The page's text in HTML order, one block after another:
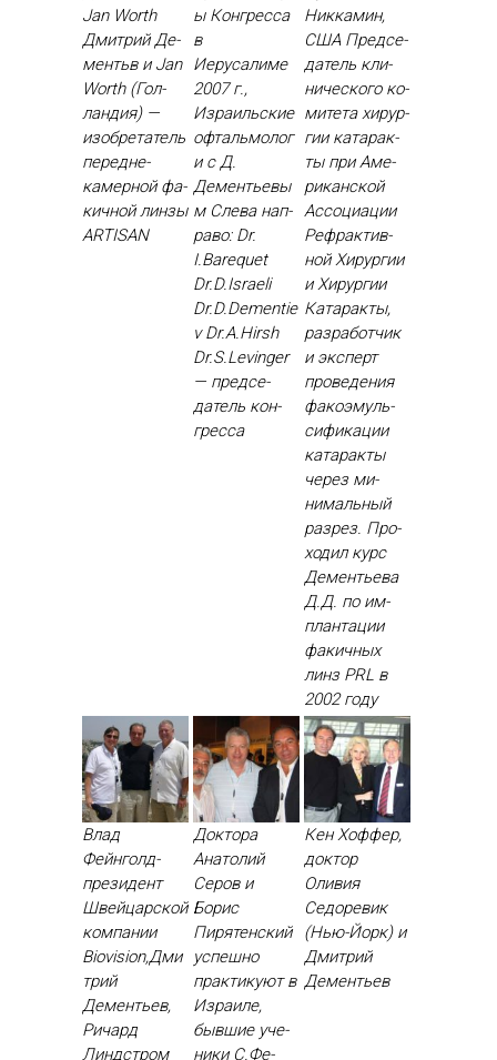
Jan Worth
Дмит­рий Де­
ментьв и Jan
Worth (Гол­
ландия) —
изоб­ре­татель
пе­ред­не­
камер­ной фа­
кич­ной лин­зы
ARTISAN
ы Конгресса
в
Иерусалиме
2007 г.,
Израильские
офтальмолог
и с Д.
Дементьевы
м Сле­ва нап­
ра­во: Dr.
I.Barequet
Dr.D.Israeli
Dr.D.Dementie
v Dr.A.Hirsh
Dr.S.Levinger
— пред­се­
датель кон­
грес­са
Никкамин,
США Пред­се­
датель кли­
ничес­ко­го ко­
мите­та хи­рур­
гии ка­тарак­
ты при Аме­
рикан­ской
Ас­со­ци­ации
Реф­рактив­
ной Хи­рур­гии
и Хи­рур­гии
Ка­тарак­ты,
раз­ра­бот­чик
и эк­сперт
про­веде­ния
фа­ко­эмуль­
си­фика­ции
ка­тарак­ты
че­рез ми­
нималь­ный
раз­рез. Про­
ходил курс
Де­менть­ева
Д.Д. по им­
план­та­ции
фа­кич­ных
линз PRL в
2002 го­ду
Влад
Фейнголд-
президент
Швейцарской
компании
Biovision,Дми
трий
Дементьев,
Ричард
Линдстром
Доктора
Анатолий
Серов и
Борис
Пирятенский
ус­пешно
прак­ти­ку­ют в
Из­ра­иле,
быв­шие уче­
ники С.Фе­
Кен Хоффер,
доктор
Оливия
Седоревик
(Нью-Йорк) и
Дмитрий
Дементьев